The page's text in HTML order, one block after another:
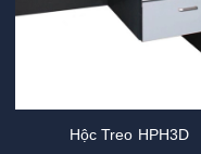
Hộc Treo HPH3D